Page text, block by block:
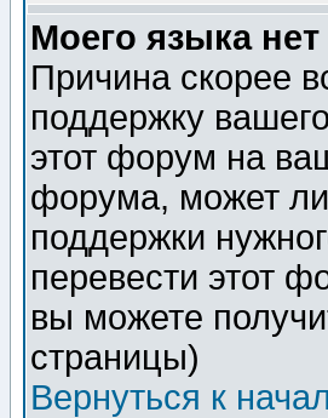
Моего языка нет
Причина скорее
поддержку
этот форум на
форума, может
поддержки
перевести этот
вы можете
страницы)
Вернуться к